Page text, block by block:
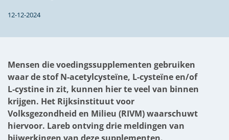
12-12-2024
Mensen die voedingssupplementen gebruiken
waar de stof N-acetylcysteïne, L-cysteïne en/of
L-cystine in zit, kunnen hier te veel van binnen
krijgen. Het Rijksinstituut voor
Volksgezondheid en Milieu (RIVM) waarschuwt
hiervoor. Lareb ontving drie meldingen van